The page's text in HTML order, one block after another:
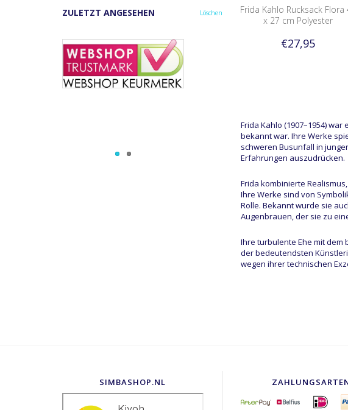
ZULETZT ANGESEHEN Löschen
Frida Kahlo Rucksack Flora
x 27 cm Polyester
€27,95
Frida Kahlo (1907–1954)
bekannt war. Ihre Werke
schweren Busunfall in
Erfahrungen auszudrücken.
Frida kombinierte
Ihre Werke sind von
Rolle. Bekannt wurde sie
Augenbrauen, der sie zu
Ihre turbulente Ehe mit dem
der bedeutendsten
wegen ihrer technischen
SIMBASHOP.NL